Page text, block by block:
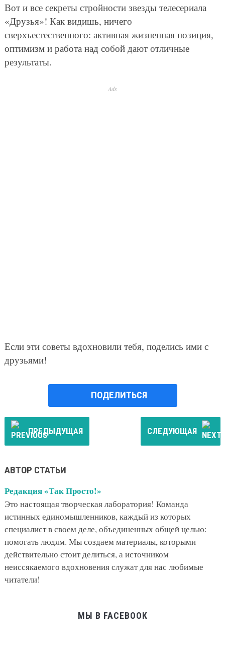
Вот и все секреты стройности звезды телесериала
«Друзья»! Как видишь, ничего
сверхъестественного: активная жизненная позиция,
оптимизм и работа над собой дают отличные
результаты.
Ads
Если эти советы вдохновили тебя, поделись ими с
друзьями!
ПОДЕЛИТЬСЯ
ПРЕДЫДУЩАЯ СЛЕДУЮЩАЯ
АВТОР СТАТЬИ
Редакция «Так Просто!»
Это настоящая творческая лаборатория! Команда
истинных единомышленников, каждый из которых
специалист в своем деле, объединенных общей целью:
помогать людям. Мы создаем материалы, которыми
действительно стоит делиться, а источником
неиссякаемого вдохновения служат для нас любимые
читатели!
МЫ В FACEBOOK